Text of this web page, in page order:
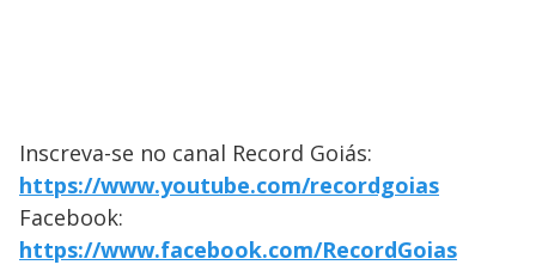
Inscreva-se no canal Record Goiás:
https://www.youtube.com/recordgoias
Facebook:
https://www.facebook.com/RecordGoias